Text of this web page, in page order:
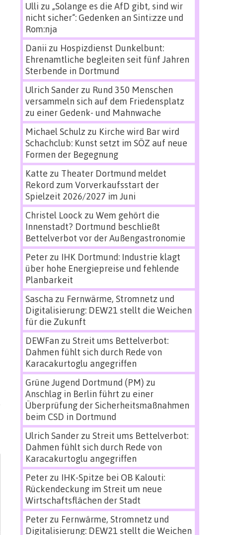
Ulli zu „Solange es die AfD gibt, sind wir
nicht sicher“: Gedenken an Sinti:zze und
Rom:nja
Danii zu Hospizdienst Dunkelbunt:
Ehrenamtliche begleiten seit fünf Jahren
Sterbende in Dortmund
Ulrich Sanderzu Rund 350 Menschen
versammeln sich auf dem Friedensplatz
zu einer Gedenk- und Mahnwache
Michael Schulz zu Kirche wird Bar wird
Schachclub: Kunst setzt im SÖZ auf neue
Formen der Begegnung
Katte zu Theater Dortmund meldet
Rekord zum Vorverkaufsstart der
Spielzeit 2026/2027 im Juni
Christel Loock zu Wem gehört die
Innenstadt? Dortmund beschließt
Bettelverbot vor der Außengastronomie
Peterzu IHK Dortmund: Industrie klagt
über hohe Energiepreise und fehlende
Planbarkeit
Sascha zu Fernwärme, Stromnetz und
Digitalisierung: DEW21 stellt die Weichen
für die Zukunft
DEWFan zu Streit ums Bettelverbot:
Dahmen fühlt sich durch Rede von
Karacakurtoglu angegriffen
Grüne Jugend Dortmund (PM) zu
Anschlag in Berlin führt zu einer
Überprüfung der Sicherheitsmaßnahmen
beim CSD in Dortmund
Ulrich Sanderzu Streit ums Bettelverbot:
Dahmen fühlt sich durch Rede von
Karacakurtoglu angegriffen
Peterzu IHK-Spitze bei OB Kalouti:
Rückendeckung im Streit um neue
Wirtschaftsflächen der Stadt
Peterzu Fernwärme, Stromnetz und
Digitalisierung: DEW21 stellt die Weichen